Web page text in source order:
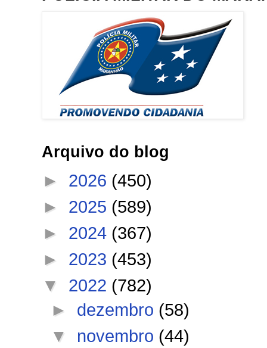
Arquivo do blog
► 2026 (450)
► 2025 (589)
► 2024 (367)
► 2023 (453)
▼ 2022 (782)
► dezembro (58)
▼ novembro (44)